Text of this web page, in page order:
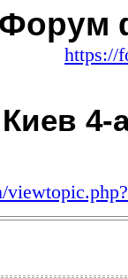
Форум
https://
4-